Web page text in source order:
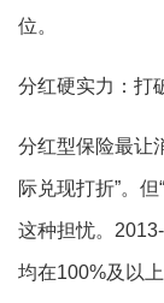
位。
分红硬实力：打
分红型保险最让
际兑现打折”。
这种担忧。
均在100%及以